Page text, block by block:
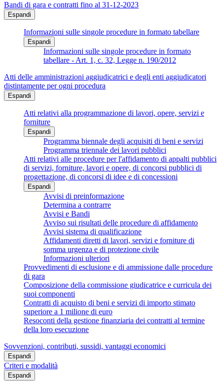
Bandi di gara e contratti fino al 31-12-2023
Espandi
Informazioni sulle singole procedure in formato tabellare
Espandi
Informazioni sulle singole procedure in formato
tabellare - Art. 1, c. 32, Legge n. 190/2012
Atti delle amministrazioni aggiudicatrici e degli enti aggiudicatori
distintamente per ogni procedura
Espandi
Atti relativi alla programmazione di lavori, opere, servizi e
forniture
Espandi
Programma biennale degli acquisiti di beni e servizi
Programma triennale dei lavori pubblici
Atti relativi alle procedure per l'affidamento di appalti pubblici
di servizi, forniture, lavori e opere, di concorsi pubblici di
progettazione, di concorsi di idee e di concessioni
Espandi
Avvisi di preinformazione
Determina a contrarre
Avvisi e Bandi
Avviso sui risultati delle procedure di affidamento
Avvisi sistema di qualificazione
Affidamenti diretti di lavori, servizi e forniture di
somma urgenza e di protezione civile
Informazioni ulteriori
Provvedimenti di esclusione e di ammissione dalle procedure
di gara
Composizione della commissione giudicatrice e curricula dei
suoi componenti
Contratti di acquisto di beni e servizi di importo stimato
superiore a 1 milione di euro
Resoconti della gestione finanziaria dei contratti al termine
della loro esecuzione
Sovvenzioni, contributi, sussidi, vantaggi economici
Espandi
Criteri e modalità
Espandi